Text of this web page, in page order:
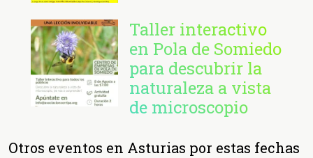
Taller interactivo
en Pola de Somiedo
para descubrir la
naturaleza a vista
de microscopio
Otros eventos en Asturias por estas fechas